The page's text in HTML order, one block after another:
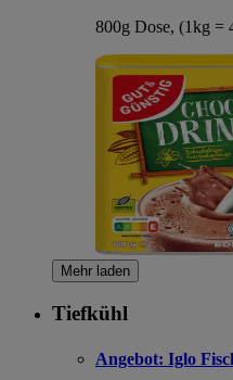
800g Dose, (1kg =
Mehr laden
Tiefkühl
Angebot: Iglo